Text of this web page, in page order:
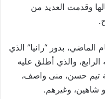
وقدمت العديد من
الماضي، بدور “رانيا” الذي
والذي أطلق عليه
تيم حسن، منى واصف،
شاهين، وغيرهم.